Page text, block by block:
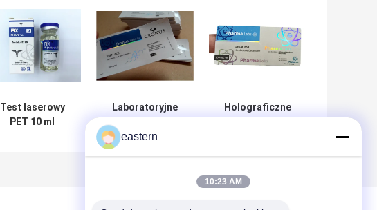
Test laserowy
PET 10 ml
Laboratoryjne
10 ml, naklejki na
etykiety winylowe
Holograficzne
samoprzylepne
eastern
10:23 AM